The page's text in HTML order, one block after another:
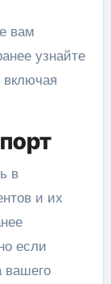
вам
узнайте
в
и их
если
вашего